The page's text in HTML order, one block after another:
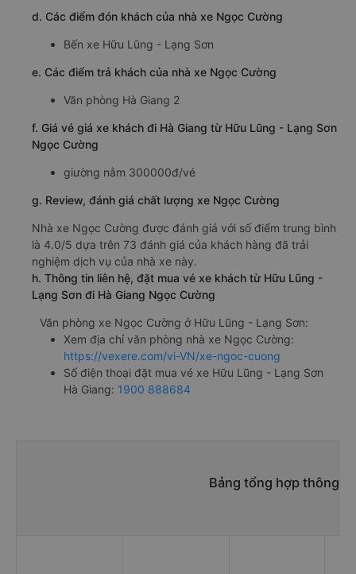
d. Các điểm đón khách của nhà xe Ngọc Cường
Bến xe Hữu Lũng - Lạng Sơn
e. Các điểm trả khách của nhà xe Ngọc Cường
Văn phòng Hà Giang 2
f. Giá vé giá xe khách đi Hà Giang từ Hữu Lũng - Lạng Sơn
Ngọc Cường
giường nằm 300000đ/vé
g. Review, đánh giá chất lượng xe Ngọc Cường
Nhà xe Ngọc Cường được đánh giá với số điểm trung bình
là 4.0/5 dựa trên 73 đánh giá của khách hàng đã trải
nghiệm dịch vụ của nhà xe này.
h. Thông tin liên hệ, đặt mua vé xe khách từ Hữu Lũng -
Lạng Sơn đi Hà Giang Ngọc Cường
Văn phòng xe Ngọc Cường ở Hữu Lũng - Lạng Sơn:
Xem địa chỉ văn phòng nhà xe Ngọc Cường:
https://vexere.com/vi-VN/xe-ngoc-cuong
Số điện thoại đặt mua vé xe Hữu Lũng - Lạng Sơn
Hà Giang: 1900 888684
Bảng tổng hợp thông